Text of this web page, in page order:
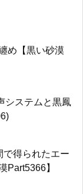
め【黒い砂漠
システムと黒鳳
で得られたエー
Part5366】